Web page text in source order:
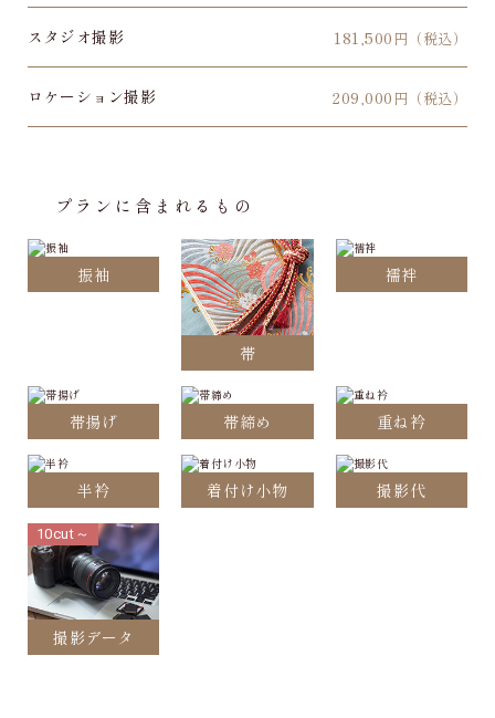
スタジオ撮影 181,500 円（税込）
ロケーション撮影 209,000 円（税込）
プランに含まれるもの
振袖
帯
襦袢
帯揚げ 帯締め 重ね衿
半衿 着付け小物 撮影代
撮影データ
10cut～